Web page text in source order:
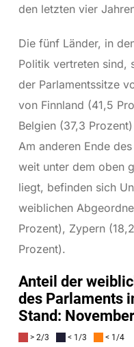
den letzten vier
Die fünf Länder, in
Politik vertreten sind,
der Parlamentssitze
von Finnland (41,5
Belgien (37,3
Am anderen Ende
weit unter dem oben
liegt, befinden sich
weiblichen
Prozent), Zypern
Prozent).